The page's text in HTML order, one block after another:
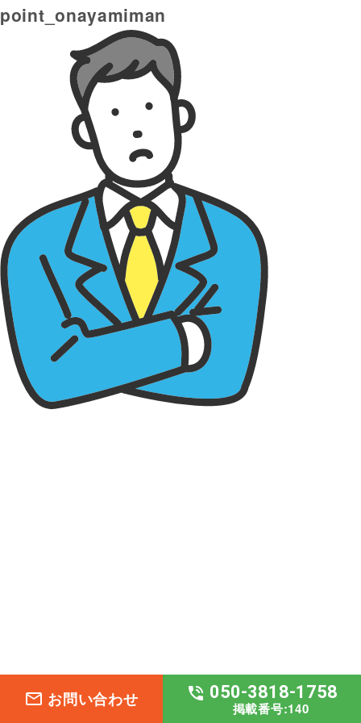
point_onayamiman
mail_outline お問い合わせ phone_in_talk 050-3818-1758
掲載番号:140